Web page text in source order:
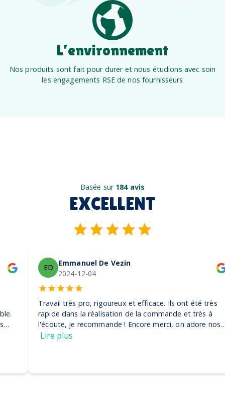
L’environnement
Nos produits sont fait pour durer et nous étudions avec soin
les engagements RSE de nos fournisseurs
Basée sur 184 avis
EXCELLENT
Emmanuel De Vezin
2024-12-04
Travail très pro, rigoureux et efficace. Ils ont été très
rapide dans la réalisation de la commande et très à
l'écoute, je recommande ! Encore merci, on adore nos
casquettes
Lire plus